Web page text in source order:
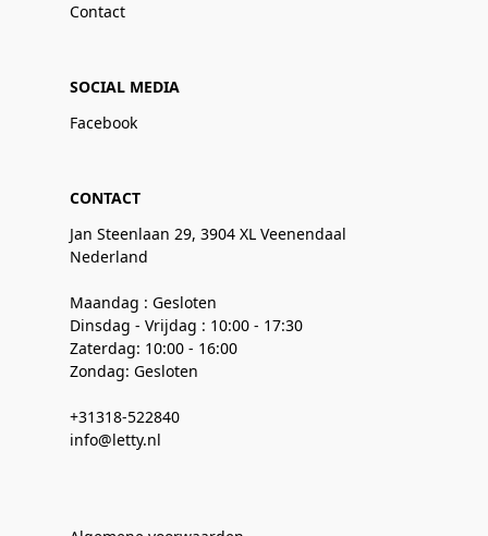
Contact
SOCIAL MEDIA
Facebook
CONTACT
Jan Steenlaan 29, 3904 XL Veenendaal
Nederland
Maandag : Gesloten
Dinsdag - Vrijdag : 10:00 - 17:30
Zaterdag: 10:00 - 16:00
Zondag: Gesloten
+31318-522840
info@letty.nl